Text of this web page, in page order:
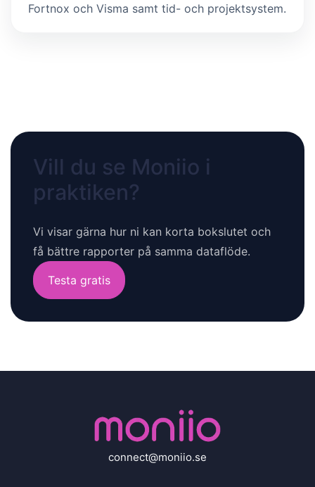
Fortnox och Visma samt tid- och projektsystem.
Vill du se Moniio i
praktiken?
Vi visar gärna hur ni kan korta bokslutet och
få bättre rapporter på samma dataflöde.
Testa gratis
connect@moniio.se